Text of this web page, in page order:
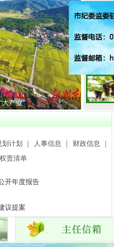
大产业”
划计划 人事信息 财政信息
权责清单
开年度报告
议提案